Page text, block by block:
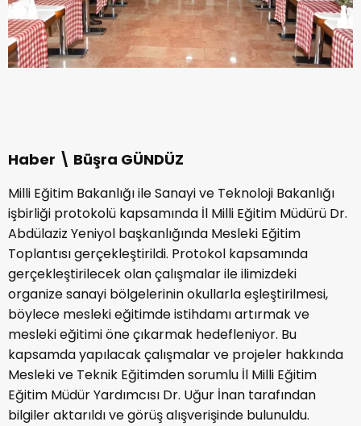
Haber \ Büşra GÜNDÜZ
Milli Eğitim Bakanlığı ile Sanayi ve Teknoloji Bakanlığı
işbirliği protokolü kapsamında İl Milli Eğitim Müdürü Dr.
Abdülaziz Yeniyol başkanlığında Mesleki Eğitim
Toplantısı gerçekleştirildi. Protokol kapsamında
gerçekleştirilecek olan çalışmalar ile ilimizdeki
organize sanayi bölgelerinin okullarla eşleştirilmesi,
böylece mesleki eğitimde istihdamı artırmak ve
mesleki eğitimi öne çıkarmak hedefleniyor. Bu
kapsamda yapılacak çalışmalar ve projeler hakkında
Mesleki ve Teknik Eğitimden sorumlu İl Milli Eğitim
Eğitim Müdür Yardımcısı Dr. Uğur İnan tarafından
bilgiler aktarıldı ve görüş alışverişinde bulunuldu.